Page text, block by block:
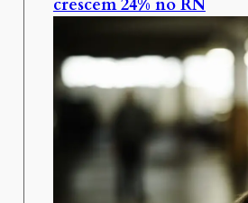
crescem 24% no RN